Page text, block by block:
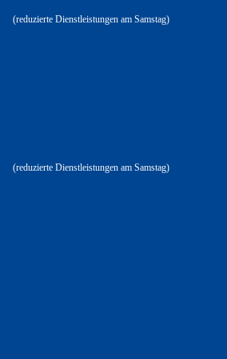
Dienstleistungen am Samstag)
Dienstleistungen am Samstag)